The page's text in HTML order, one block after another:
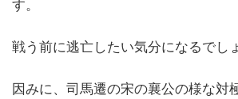
す。
戦う前に逃亡したい気分になるでし
因みに、司馬遷の宋の襄公の様な対